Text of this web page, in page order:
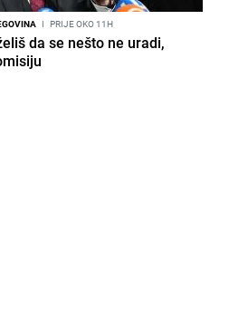
I PRIJE OKO 11H
da se nešto ne uradi,